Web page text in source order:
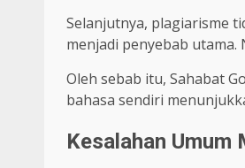
Selanjutnya, plagiarisme
menjadi penyebab
Oleh sebab itu, Sahabat
bahasa sendiri
Kesalahan